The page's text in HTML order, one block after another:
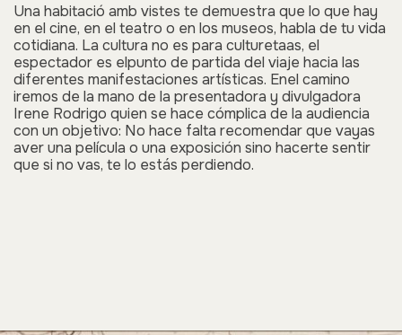
Una habitació amb vistes te demuestra que lo que hay
en el cine, en el teatro o en los museos, habla de tu vida
cotidiana. La cultura no es para culturetaas, el
espectador es elpunto de partida del viaje hacia las
diferentes manifestaciones artísticas. Enel camino
iremos de la mano de la presentadora y divulgadora
Irene Rodrigo quien se hace cómplica de la audiencia
con un objetivo: No hace falta recomendar que vayas
aver una película o una exposición sino hacerte sentir
que si no vas, te lo estás perdiendo.